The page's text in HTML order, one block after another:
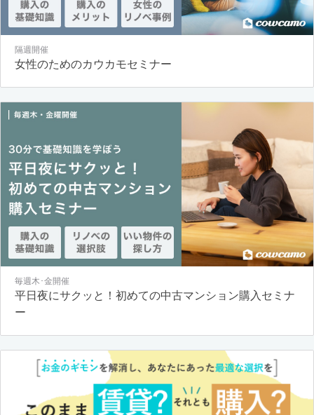
隔週開催
女性のためのカウカモセミナー
毎週木･金開催
平日夜にサクッと！初めての中古マンション購入セミナ
ー